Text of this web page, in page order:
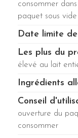
consommer
paquet sous vide
Date limite
Les plus du
élevé au lait
Ingrédients
Conseil
ouverture du
consommer